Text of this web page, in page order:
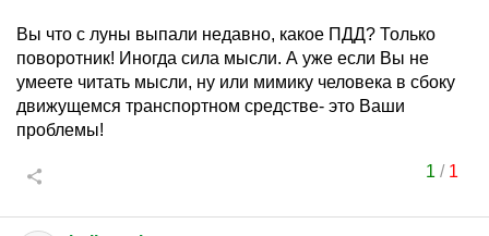
Вы что с луны выпали недавно, какое ПДД? Только
поворотник! Иногда сила мысли. А уже если Вы не
умеете читать мысли, ну или мимику человека в сбоку
движущемся транспортном средстве- это Ваши
проблемы!
1 / 1